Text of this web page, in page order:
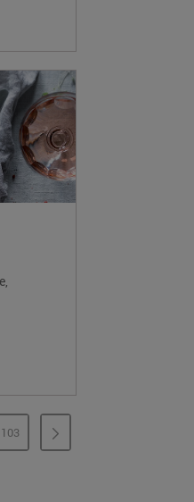
INTERMÈDIES
PÀGINA
103